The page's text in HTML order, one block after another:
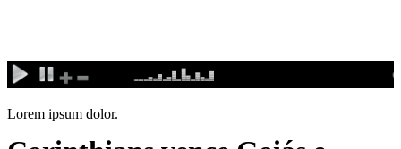
conteúdo
Lorem ipsum dolor.